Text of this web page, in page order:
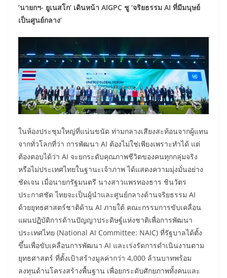
‘นายกฯ- ยูเนสโก’ เดินหน้า AIGPC ชู ‘จริยธรรม AI ที่มีมนุษย์
เป็นศูนย์กลาง’
ในห้องประชุมใหญ่ที่แน่นขนัด ท่ามกลางเสียงสะท้อนจากผู้แทน
จากทั่วโลกที่ว่า การพัฒนา AI ต้องไม่ใช่เพียงเพราะทำได้ แต่
ต้องตอบได้ว่า AI จะยกระดับคุณภาพชีวิตของคนทุกกลุ่มจริง
หรือไม่ประเทศไทยในฐานะเจ้าภาพ ได้แสดงความมุ่งมั่นอย่าง
ชัดเจน เมื่อนายกรัฐมนตรี นางสาวแพรทองธาร ชินวัตร
ประกาศชัด ไทยจะเป็นผู้นำและศูนย์กลางด้านจริยธรรม AI
ด้วยยุทธศาสตร์ชาติด้าน AI ภายใต้ คณะกรรมการขับเคลื่อน
แผนปฏิบัติการด้านปัญญาประดิษฐ์แห่งชาติเพื่อการพัฒนา
ประเทศไทย (National AI Committee: NAIC) ที่รัฐบาลได้ตั้ง
ขึ้นเพื่อขับเคลื่อนการพัฒนา AI และเร่งรัดการดำเนินงานตาม
ยุทธศาสตร์ ที่ตั้งเป้าสร้างมูลค่ากว่า 4,000 ล้านบาทพร้อม
ลงทุนด้านโครงสร้างพื้นฐาน เพื่อยกระดับศักยภาพทั้งคนและ